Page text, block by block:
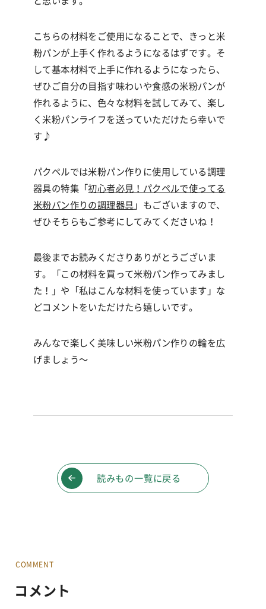
こちらの材料をご使用になることで、
きっと米
粉パンが上手く作れるようになるはずです。そ
して基本材料で上手に作れるようになったら、
ぜひご自分の目指す味わいや食感の米粉パンが
作れるように、色々な材料を試してみて、楽し
く米粉パンライフを送っていただけたら幸いで
す ♪
パクペルでは米粉パン作りに使用している調理
器具の特集「初心者必見！パクペルで使ってる
米粉パン作りの調理器具 」もございますので、
ぜひそちらもご参考にしてみてくださいね！
最後までお読みくださりありがとうございま
す。「この材料を買って米粉パン作ってみまし
た！」や「私はこんな材料を使っています」な
どコメントをいただけたら嬉しいです。
みんなで楽しく美味しい米粉パン作りの輪を広
げましょう〜
読みもの一覧に戻る
COMMENT
コメント